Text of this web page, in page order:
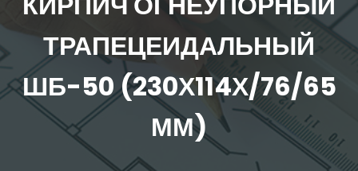
ТРАПЕЦЕИДАЛЬНЫЙ
ШБ-50 (230Х114Х/76/65
ММ)